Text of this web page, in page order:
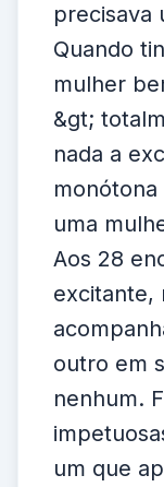
precisava
Quando
mulher
&gt;
nada a
uma
Aos 28
excitante,
outro em
nenhum.
um que